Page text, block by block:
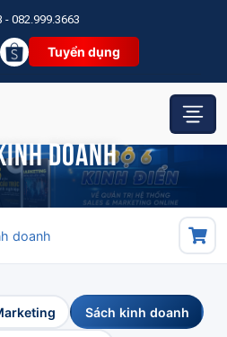
- 082.999.3663
Tuyển dụng
doanh
doanh
Sách kinh doanh